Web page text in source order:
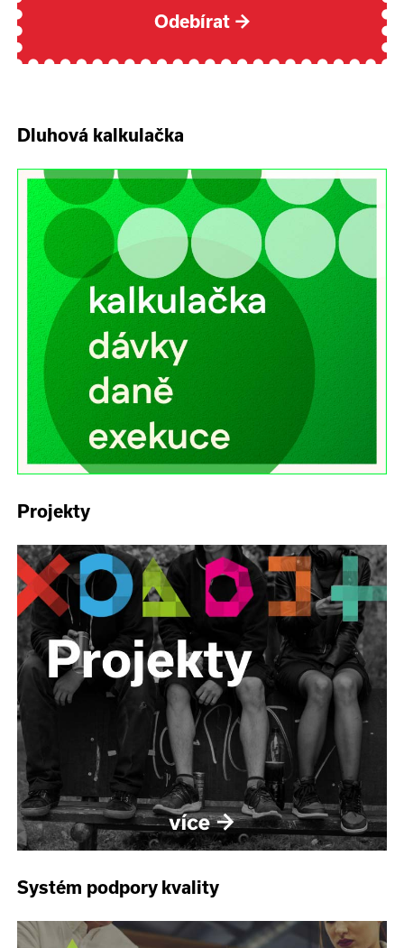
Odebírat →
Dluhová kalkulačka
Projekty
Systém podpory kvality